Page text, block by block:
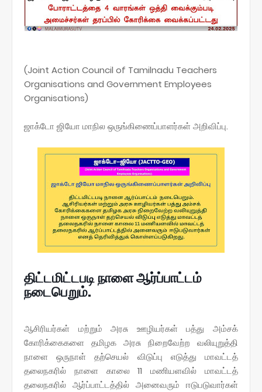
(Joint Action Council of Tamilnadu Teachers
Organisations and Government Employees
Organisations)
ஜாக்டோ ஜியோ மாநில ஒருங்கிணைப்பாளர்கள் அறிவிப்பு.
திட்டமிட்டபடி நாளை ஆர்ப்பாட்டம்
நடைபெறும்.
ஆசிரியர்கள் மற்றும் அரசு ஊழியர்கள் பத்து அம்சக்
கோரிக்கைகளை தமிழக அரசு நிறைவேற்ற வலியுறுத்தி
நாளை ஒருநாள் தற்செயல் விடுப்பு எடுத்து மாவட்டத்
தலைநகரில் நாளை காலை 11 மணியளவில் மாவட்டத்
தலைநகரில் ஆர்ப்பாட்டத்தில் அனைவரும் ஈடுபடுவார்கள்